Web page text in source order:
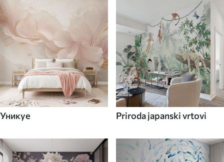
Уникуе Priroda japanski vrtovi